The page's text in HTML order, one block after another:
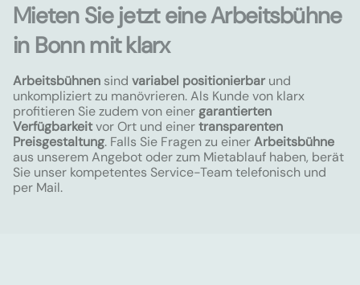
Mieten Sie jetzt eine Arbeitsbühne
in Bonn mit klarx
Arbeitsbühnen sind variabel positionierbar und
unkompliziert zu manövrieren. Als Kunde von klarx
profitieren Sie zudem von einer garantierten
Verfügbarkeitvor Ort und einertransparenten
Preisgestaltung. Falls Sie Fragen zu einerArbeitsbühne
aus unserem Angebot oder zum Mietablauf haben, berät
Sie unser kompetentes Service-Team telefonisch und
per Mail.